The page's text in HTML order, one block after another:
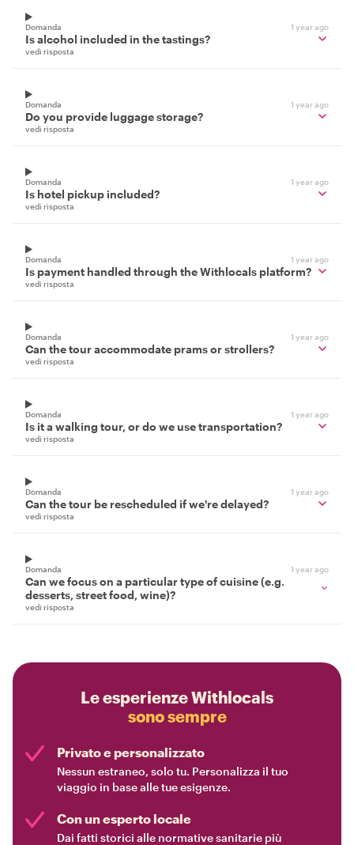
Domanda 1 year ago
Is alcohol included in the tastings?
vedi risposta
Domanda 1 year ago
Do you provide luggage storage?
vedi risposta
Domanda 1 year ago
Is hotel pickup included?
vedi risposta
Domanda 1 year ago
Is payment handled through the Withlocals platform?
vedi risposta
Domanda 1 year ago
Can the tour accommodate prams or strollers?
vedi risposta
Domanda 1 year ago
Is it a walking tour, or do we use transportation?
vedi risposta
Domanda 1 year ago
Can the tour be rescheduled if we're delayed?
vedi risposta
Domanda 1 year ago
Can we focus on a particular type of cuisine (e.g.
desserts, street food, wine)?
vedi risposta
Le esperienze Withlocals
sono sempre
Privato e personalizzato
Nessun estraneo, solo tu. Personalizza il tuo
viaggio in base alle tue esigenze.
Con un esperto locale
Dai fatti storici alle normative sanitarie più